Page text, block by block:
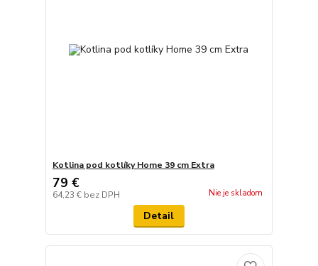
Kotlina pod kotlíky Home 39 cm Extra
79 €
64,23 € bez DPH Nie je skladom
Detail